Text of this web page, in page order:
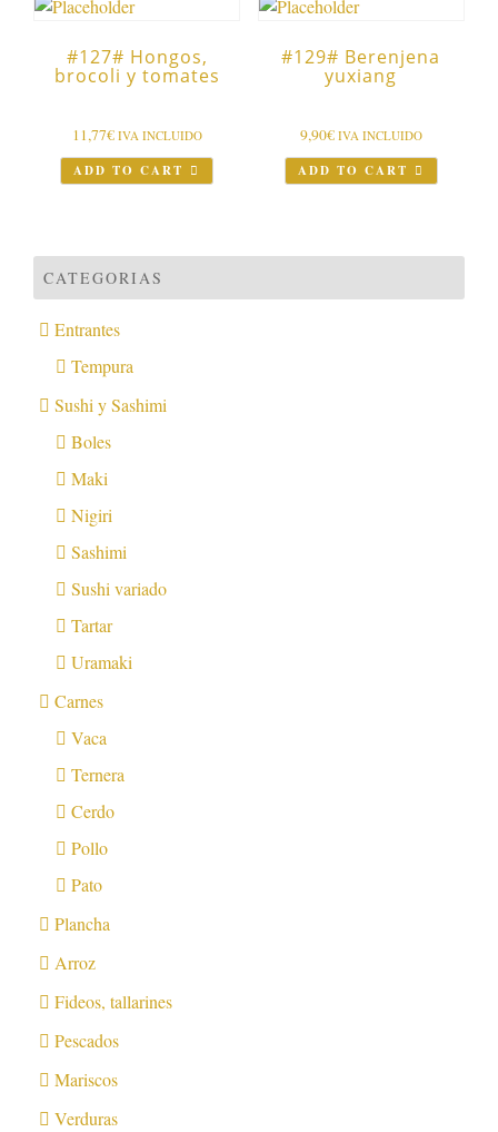
#127# Hongos,
brocoli y tomates
11,77€ IVA INCLUIDO
ADD TO CART
#129# Berenjena
yuxiang
9,90€ IVA INCLUIDO
ADD TO CART
CATEGORIAS
Entrantes
Tempura
Sushi y Sashimi
Boles
Maki
Nigiri
Sashimi
Sushi variado
Tartar
Uramaki
Carnes
Vaca
Ternera
Cerdo
Pollo
Pato
Plancha
Arroz
Fideos, tallarines
Pescados
Mariscos
Verduras